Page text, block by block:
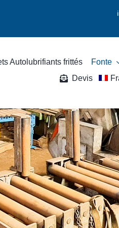
Autolubrifiants frittés Fonte
Devis